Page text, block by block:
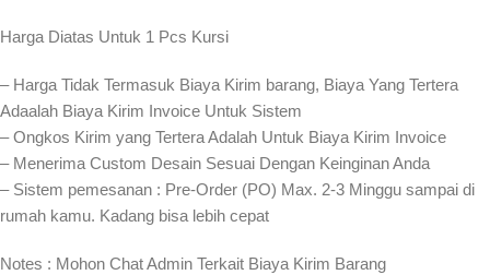
Harga Diatas Untuk 1 Pcs Kursi
– Harga Tidak Termasuk Biaya Kirim barang, Biaya Yang Tertera
Adaalah Biaya Kirim Invoice Untuk Sistem
– Ongkos Kirim yang Tertera Adalah Untuk Biaya Kirim Invoice
– Menerima Custom Desain Sesuai Dengan Keinginan Anda
– Sistem pemesanan : Pre-Order (PO) Max. 2-3 Minggu sampai di
rumah kamu. Kadang bisa lebih cepat⁣⁣
Notes : Mohon Chat Admin Terkait Biaya Kirim Barang